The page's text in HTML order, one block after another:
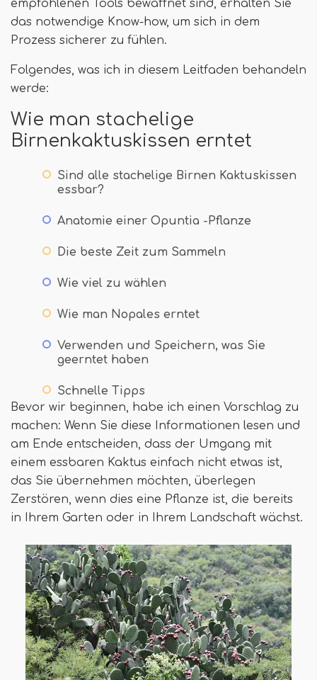
empfohlenen Tools bewaffnet sind, erhalten Sie
das notwendige Know-how, um sich in dem
Prozess sicherer zu fühlen.
Folgendes, was ich in diesem Leitfaden behandeln
werde:
Wie man stachelige
Birnenkaktuskissen erntet
Sind alle stachelige Birnen Kaktuskissen
essbar?
Anatomie einer Opuntia -Pflanze
Die beste Zeit zum Sammeln
Wie viel zu wählen
Wie man Nopales erntet
Verwenden und Speichern, was Sie
geerntet haben
Schnelle Tipps
Bevor wir beginnen, habe ich einen Vorschlag zu
machen: Wenn Sie diese Informationen lesen und
am Ende entscheiden, dass der Umgang mit
einem essbaren Kaktus einfach nicht etwas ist,
das Sie übernehmen möchten, überlegen
Zerstören, wenn dies eine Pflanze ist, die bereits
in Ihrem Garten oder in Ihrem Landschaft wächst.